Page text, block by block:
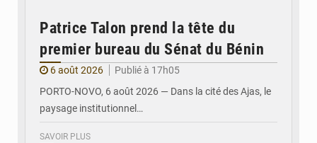
Patrice Talon prend la tête du
premier bureau du Sénat du Bénin
6 août 2026
Publié à 17h05
PORTO-NOVO, 6 août 2026 — Dans la cité des Ajas, le
paysage institutionnel…
SAVOIR PLUS